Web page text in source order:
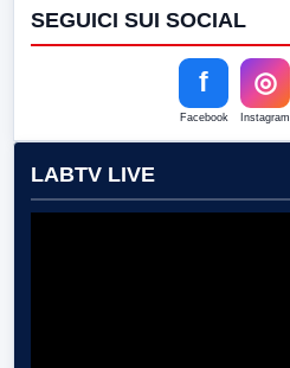
SEGUICI SUI SOCIAL
f
Facebook
◎
Instagram
LABTV LIVE